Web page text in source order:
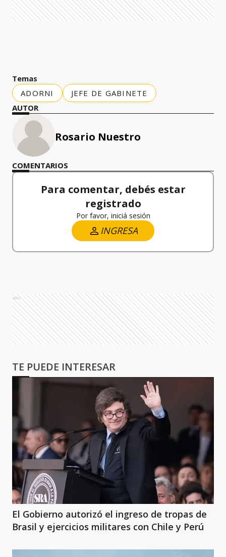
Temas
ADORNI
JEFE DE GABINETE
AUTOR
Rosario Nuestro
COMENTARIOS
Para comentar, debés estar
registrado
Por favor, iniciá sesión
INGRESA
Ads
TE PUEDE INTERESAR
El Gobierno autorizó el ingreso de tropas de
Brasil y ejercicios militares con Chile y Perú